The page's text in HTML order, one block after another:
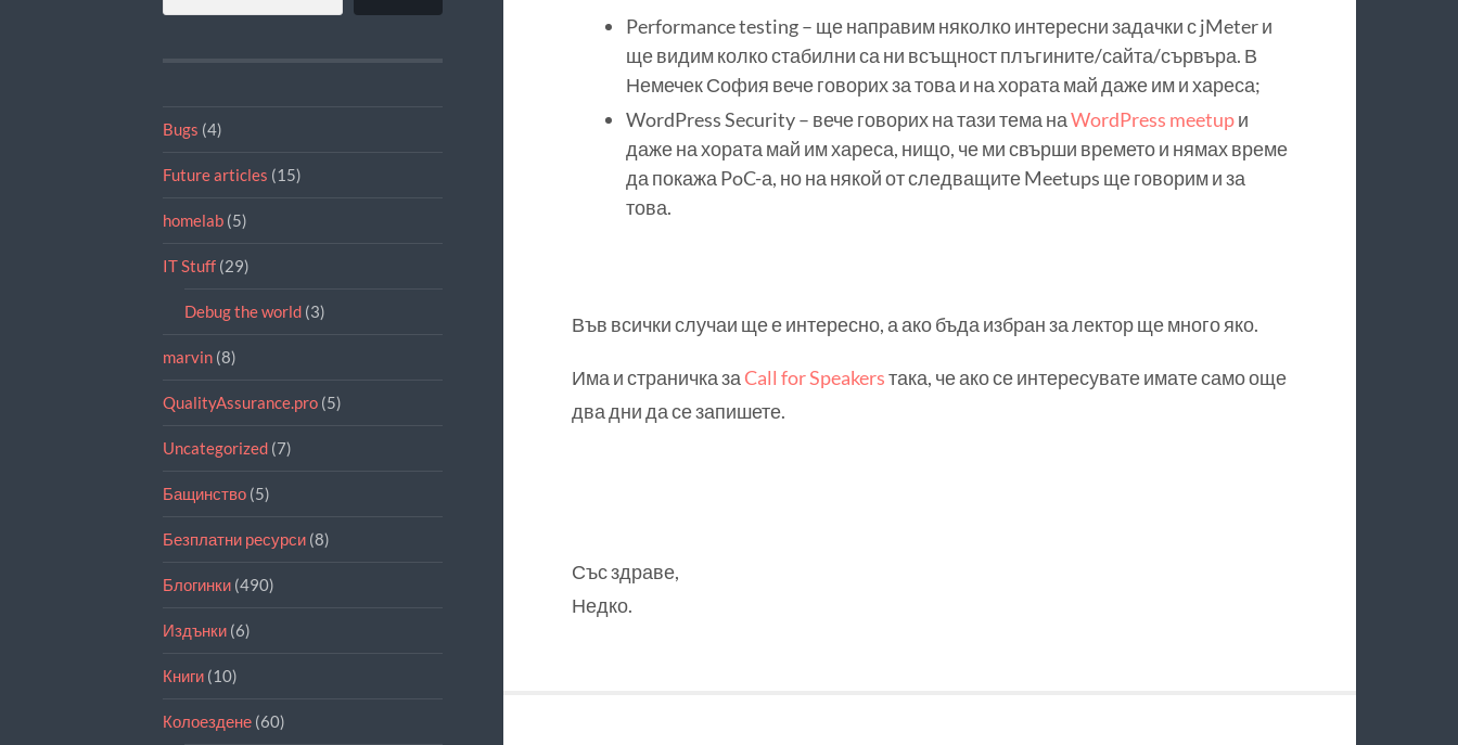
Bugs (4)
Future articles (15)
homelab(5)
IT Stuff(29)
Debug the world(3)
marvin(8)
QualityAssurance.pro(5)
Uncategorized(7)
Бащинство(5)
Безплатни ресурси(8)
Блогинки(490)
Издънки(6)
Книги(10)
Колоездене(60)
Performance testing – ще направим няколко интересни задачки с jMeter и
ще видим колко стабилни са ни всъщност плъгините/сайта/сървъра. В
Немечек София вече говорих за това и на хората май даже им и хареса;
WordPress Security – вече говорих на тази тема наWordPress meetupи
даже на хората май им хареса, нищо, че ми свърши времето и нямах време
да покажа PoC-а, но на някой от следващите Meetups ще говорим и за
това.
Във всички случаи ще е интересно, а ако бъда избран за лектор ще много яко.
Има и страничка заCall for Speakersтака, че ако се интересувате имате само още
два дни да се запишете.
Със здраве,
Недко.